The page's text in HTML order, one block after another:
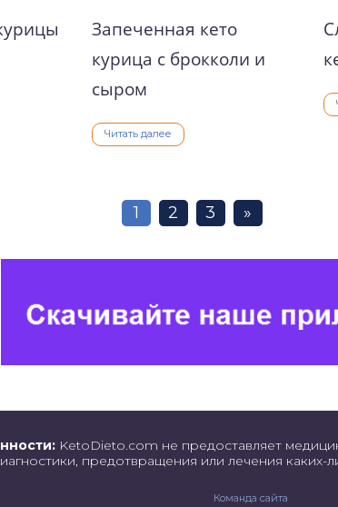
Запеченная кето
курица с брокколи и
сыром
Читать далее
1 2 3 »
KetoDieto.com не предоставляет
предотвращения или лечения
Команда сайта